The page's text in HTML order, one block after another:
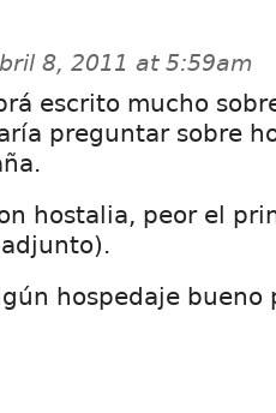
8, 2011 at 5:59am
escrito mucho
preguntar sobre
hostalia, peor el
hospedaje bueno